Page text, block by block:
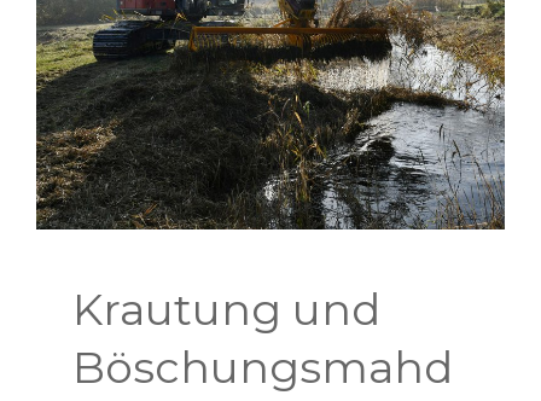
PROJEKTE
JOBS
KONTAKT
Krautung und
Böschungsmahd